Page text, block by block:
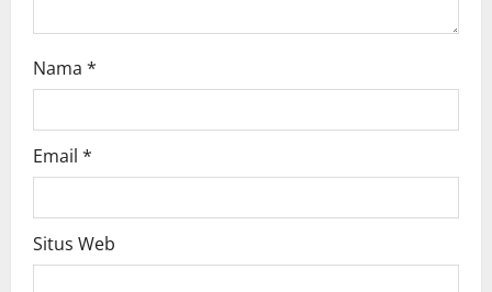
Nama *
Email *
Situs Web